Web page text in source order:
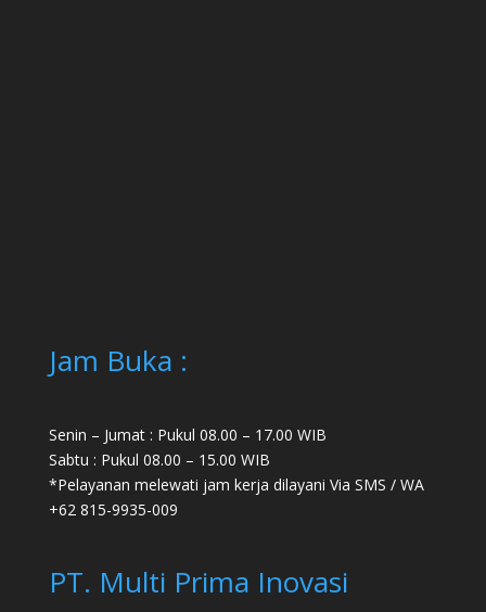
Jam Buka :
Senin – Jumat : Pukul 08.00 – 17.00 WIB
Sabtu : Pukul 08.00 – 15.00 WIB
*Pelayanan melewati jam kerja dilayani Via SMS / WA
+62 815-9935-009
PT. Multi Prima Inovasi